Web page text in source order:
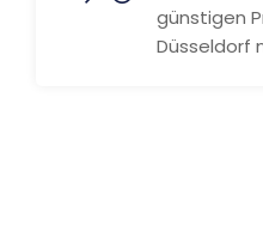
günstigen
Düsseldorf